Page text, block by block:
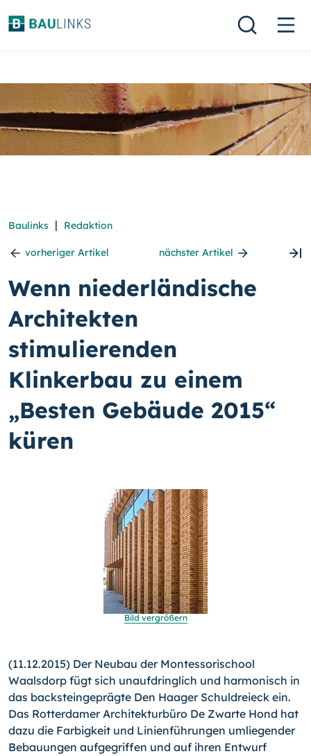
Baulinks | Redaktion
vorheriger Artikel nächster Artikel
Wenn niederländische
Architekten
stimulierenden
Klinkerbau zu einem
„Besten Gebäude 2015“
küren
Bild vergrößern
(11.12.2015) Der Neubau der Montessorischool
Waalsdorp fügt sich unaufdringlich und harmonisch in
das backsteinge­prägte Den Haager Schuldreieck ein.
Das Rotterdamer Archi­tekturbüro De Zwarte Hond hat
dazu die Farbigkeit und Linien­führungen umliegender
Bebauungen aufgegriffen und auf ihren Entwurf